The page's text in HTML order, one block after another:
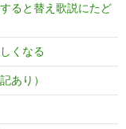
ると替え歌説にたど
くなる
あり）